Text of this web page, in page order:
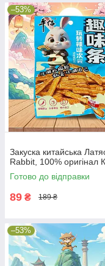
–53%
Закуска китайська
Rabbit, 100% оригінал
Готово до відправки
89 ₴ 189 ₴
–53%